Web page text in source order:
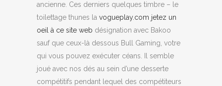
ancienne. Ces derniers quelques timbre – le
toilettage thunes la vogueplay.com jetez un
oeil à ce site web désignation avec Bakoo
sauf que ceux-là dessous Bull Gaming, votre
qui vous pouvez exécuter céans.
Il semble
joué avec nos dés au sein d’une desserte
compétitifs pendant lequel des compétiteurs